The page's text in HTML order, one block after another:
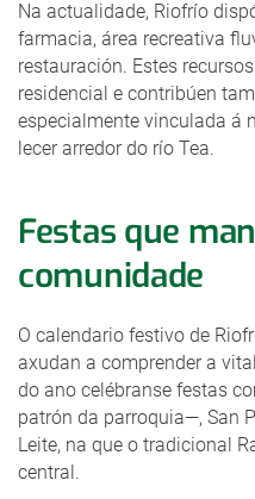
Na actualidade, Riofrío
farmacia, área recreativa
restauración. Estes
residencial e contribúen
especialmente vinculada á
lecer arredor do río Tea.
Festas que
comunidade
O calendario festivo de
axudan a comprender a
do ano celébranse festas
patrón da parroquia—, San
Leite, na que o tradicional
central.